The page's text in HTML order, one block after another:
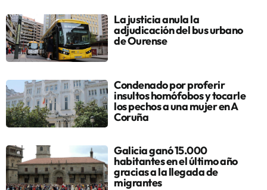
La justicia anula la
adjudicación del bus urbano
de Ourense
Condenado por proferir
insultos homófobos y tocarle
los pechos a una mujer en A
Coruña
Galicia ganó 15.000
habitantes en el último año
gracias a la llegada de
migrantes